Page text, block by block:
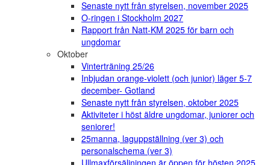
Senaste nytt från styrelsen, november 2025
O-ringen i Stockholm 2027
Rapport från Natt-KM 2025 för barn och
ungdomar
Oktober
Vinterträning 25/26
Inbjudan orange-violett (och junior) läger 5-7
december- Gotland
Senaste nytt från styrelsen, oktober 2025
Aktiviteter i höst äldre ungdomar, juniorer och
seniorer!
25manna, laguppställning (ver 3) och
personalschema (ver 3)